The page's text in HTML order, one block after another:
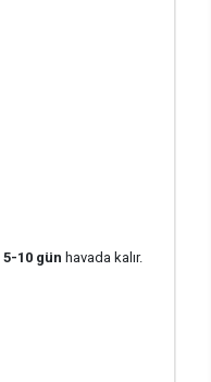
5-10 gün havada kalır.